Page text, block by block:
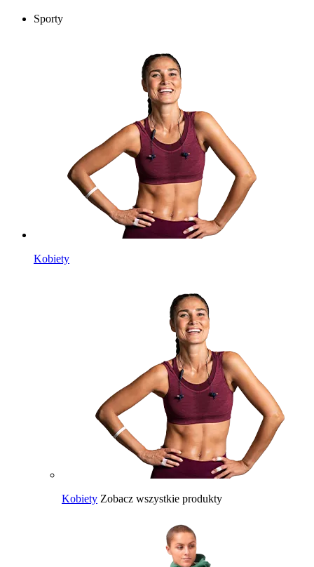
Sporty
Kobiety
Kobiety Zobacz wszystkie produkty